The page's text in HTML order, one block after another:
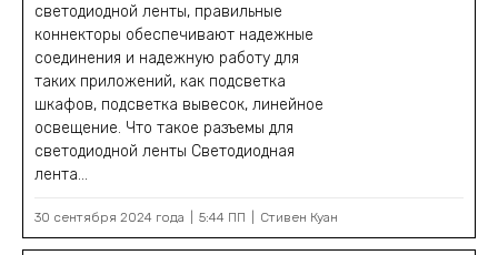
светодиодной ленты, правильные
коннекторы обеспечивают надежные
соединения и надежную работу для
таких приложений, как подсветка
шкафов, подсветка вывесок, линейное
освещение. Что такое разъемы для
светодиодной ленты Светодиодная
лента...
30 сентября 2024 года 5:44 ПП Стивен Куан